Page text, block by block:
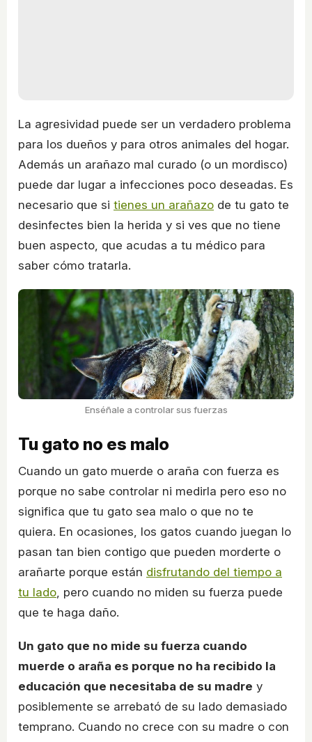
La agresividad puede ser un verdadero problema
para los dueños y para otros animales del hogar.
Además un arañazo mal curado (o un mordisco)
puede dar lugar a infecciones poco deseadas. Es
necesario que si tienes un arañazo de tu gato te
desinfectes bien la herida y si ves que no tiene
buen aspecto, que acudas a tu médico para
saber cómo tratarla.
Enséñale a controlar sus fuerzas
Tu gato no es malo
Cuando un gato muerde o araña con fuerza es
porque no sabe controlar ni medirla pero eso no
significa que tu gato sea malo o que no te
quiera. En ocasiones, los gatos cuando juegan lo
pasan tan bien contigo que pueden morderte o
arañarte porque están disfrutando del tiempo a
tu lado, pero cuando no miden su fuerza puede
que te haga daño.
Un gato que no mide su fuerza cuando
muerde o araña es porque no ha recibido la
educación que necesitaba de su madre y
posiblemente se arrebató de su lado demasiado
temprano. Cuando no crece con su madre o con